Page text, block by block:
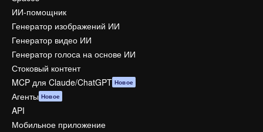
ИИ-помощник
Генератор изображений ИИ
Генератор видео ИИ
Генератор голоса на основе ИИ
Стоковый контент
MCP для Claude/ChatGPT Новое
Агенты Новое
API
Мобильное приложение